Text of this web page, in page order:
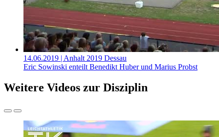
14.06.2019 | Anhalt 2019 Dessau
Eric Sowinski enteilt Benedikt Huber und Marius Probst
Weitere Videos zur Disziplin